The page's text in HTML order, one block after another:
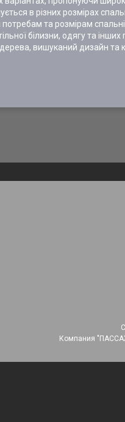
в різних розмірах
та розмірам
білизни, одягу та
дерева, вишуканий дизайн